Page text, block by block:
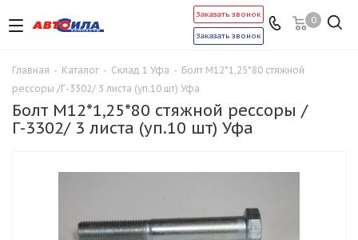
0
Заказать звонок
Заказать звонок
Главная - Каталог - Склад 1 Уфа - Болт М12*1,25*80 стяжной
рессоры /Г-3302/ 3 листа (уп.10 шт) Уфа
Болт М12*1,25*80 стяжной рессоры /
Г-3302/ 3 листа (уп.10 шт) Уфа